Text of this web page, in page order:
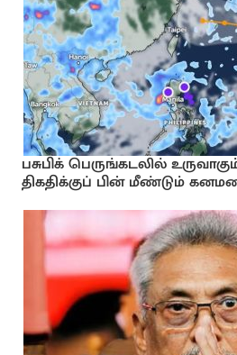
பசுபிக் பெருங்கடலில்
திகதிக்குப் பின் மீண்டும்